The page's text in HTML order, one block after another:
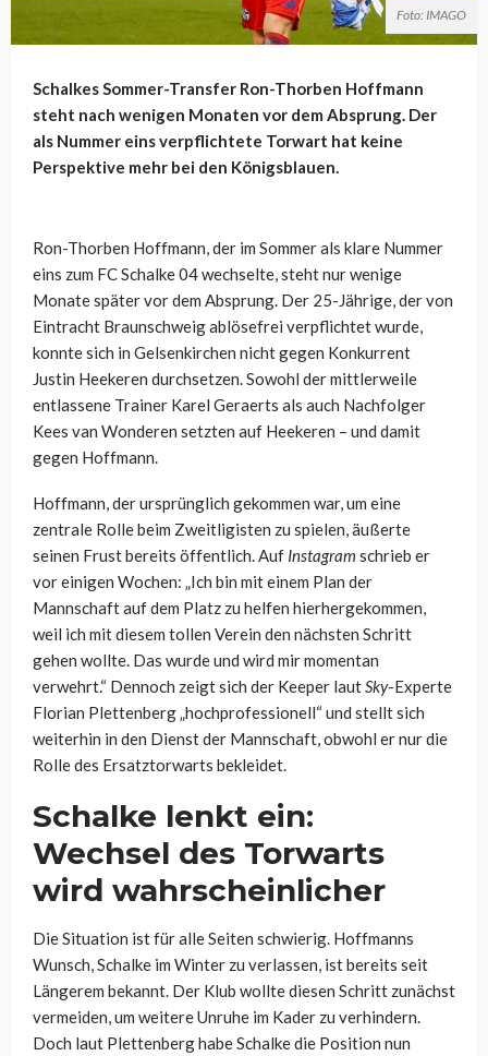
Foto: IMAGO
Schalkes Sommer-Transfer Ron-Thorben Hoffmann
steht nach wenigen Monaten vor dem Absprung. Der
als Nummer eins verpflichtete Torwart hat keine
Perspektive mehr bei den Königsblauen.
Ron-Thorben Hoffmann, der im Sommer als klare Nummer
eins zum FC Schalke 04 wechselte, steht nur wenige
Monate später vor dem Absprung. Der 25-Jährige, der von
Eintracht Braunschweig ablösefrei verpflichtet wurde,
konnte sich in Gelsenkirchen nicht gegen Konkurrent
Justin Heekeren durchsetzen. Sowohl der mittlerweile
entlassene Trainer Karel Geraerts als auch Nachfolger
Kees van Wonderen setzten auf Heekeren – und damit
gegen Hoffmann.
Hoffmann, der ursprünglich gekommen war, um eine
zentrale Rolle beim Zweitligisten zu spielen, äußerte
seinen Frust bereits öffentlich. Auf Instagram schrieb er
vor einigen Wochen: „Ich bin mit einem Plan der
Mannschaft auf dem Platz zu helfen hierhergekommen,
weil ich mit diesem tollen Verein den nächsten Schritt
gehen wollte. Das wurde und wird mir momentan
verwehrt.“ Dennoch zeigt sich der Keeper lautSky-Experte
Florian Plettenberg „hochprofessionell“ und stellt sich
weiterhin in den Dienst der Mannschaft, obwohl er nur die
Rolle des Ersatztorwarts bekleidet.
Schalke lenkt ein:
Wechsel des Torwarts
wird wahrscheinlicher
Die Situation ist für alle Seiten schwierig. Hoffmanns
Wunsch, Schalke im Winter zu verlassen, ist bereits seit
Längerem bekannt. Der Klub wollte diesen Schritt zunächst
vermeiden, um weitere Unruhe im Kader zu verhindern.
Doch laut Plettenberg habe Schalke die Position nun